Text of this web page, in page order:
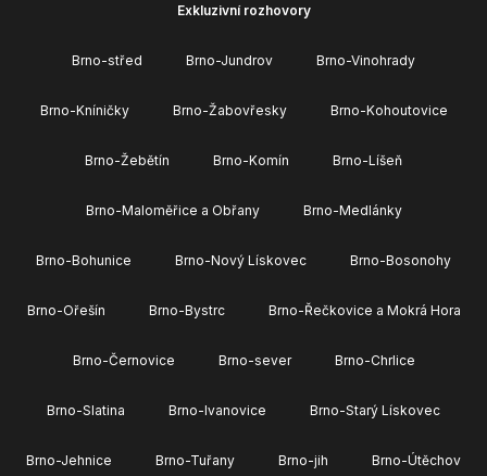
Exkluzivní rozhovory
Brno-střed Brno-Jundrov Brno-Vinohrady
Brno-Kníničky Brno-Žabovřesky Brno-Kohoutovice
Brno-Žebětín Brno-Komín Brno-Líšeň
Brno-Maloměřice a Obřany Brno-Medlánky
Brno-Bohunice Brno-Nový Lískovec Brno-Bosonohy
Brno-Ořešín Brno-Bystrc Brno-Řečkovice a Mokrá Hora
Brno-Černovice Brno-sever Brno-Chrlice
Brno-Slatina Brno-Ivanovice Brno-Starý Lískovec
Brno-Jehnice Brno-Tuřany Brno-jih Brno-Útěchov